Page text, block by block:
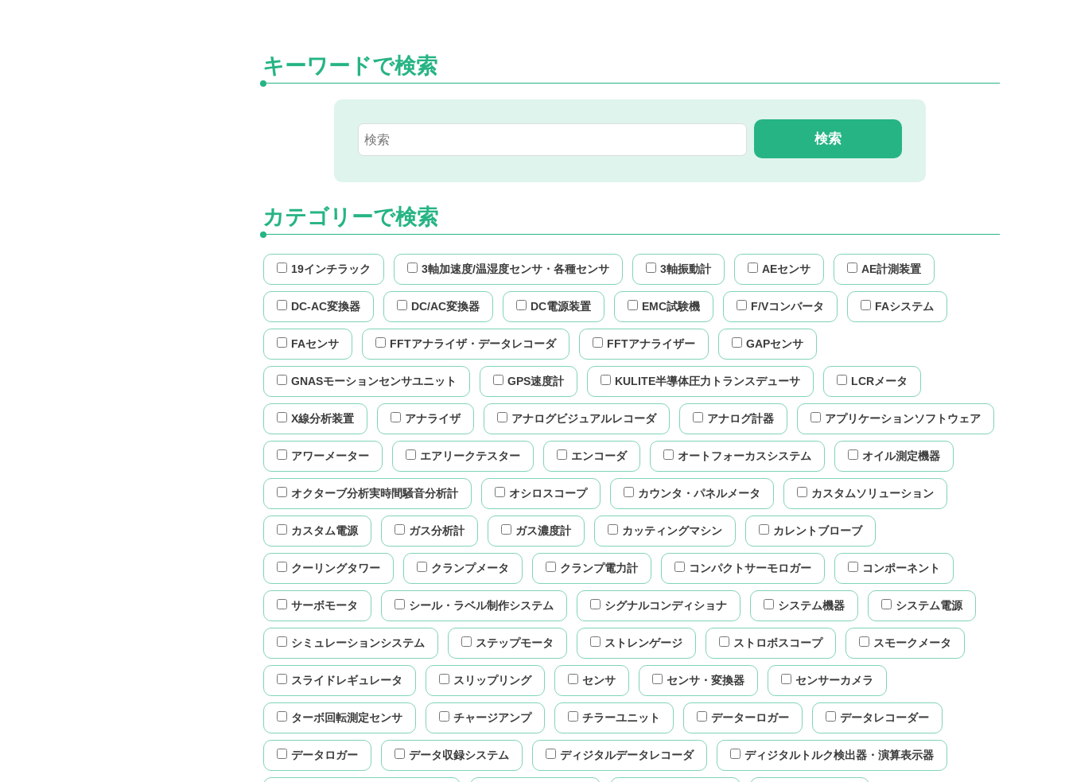
キーワードで検索
カテゴリーで検索
19インチラック 3軸加速度/温湿度センサ・各種センサ 3軸振動計 AEセンサ AE計測装置
DC-AC変換器 DC/AC変換器 DC電源装置 EMC試験機 F/Vコンバータ FAシステム
FAセンサ FFTアナライザ・データレコーダ FFTアナライザー GAPセンサ
GNASモーションセンサユニット GPS速度計 KULITE半導体圧力トランスデューサ LCRメータ
X線分析装置 アナライザ アナログビジュアルレコーダ アナログ計器 アプリケーションソフトウェア
アワーメーター エアリークテスター エンコーダ オートフォーカスシステム オイル測定機器
オクターブ分析実時間騒音分析計 オシロスコープ カウンタ・パネルメータ カスタムソリューション
カスタム電源 ガス分析計 ガス濃度計 カッティングマシン カレントブローブ
クーリングタワー クランプメータ クランプ電力計 コンパクトサーモロガー コンポーネント
サーボモータ シール・ラベル制作システム シグナルコンディショナ システム機器 システム電源
シミュレーションシステム ステップモータ ストレンゲージ ストロボスコープ スモークメータ
スライドレギュレータ スリップリング センサ センサ・変換器 センサーカメラ
ターボ回転測定センサ チャージアンプ チラーユニット データーロガー データレコーダー
データロガー データ収録システム ディジタルデータレコーダ ディジタルトルク検出器・演算表示器